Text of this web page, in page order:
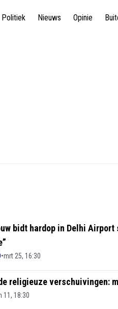
Politiek Nieuws Opinie
bidt hardop in Delhi
•mrt 25, 16:30
religieuze verschuivingen:
11, 18:30